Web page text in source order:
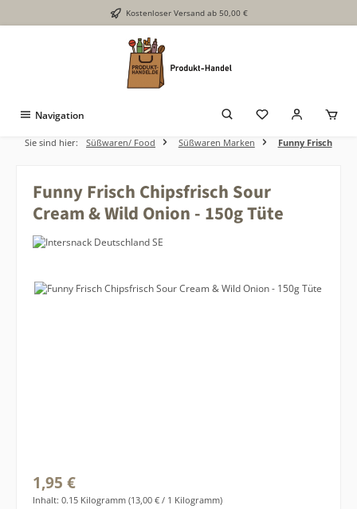
Zum Hauptinhalt springen Kostenloser Versand ab 50,00 €
Navigation
Sie sind hier: Süßwaren/ Food Süßwaren Marken Funny Frisch
Funny Frisch Chipsfrisch Sour
Cream & Wild Onion - 150g Tüte
Bildergalerie überspringen
Regulärer Preis:
1,95 €
Inhalt: 0.15 Kilogramm (13,00 € / 1 Kilogramm)